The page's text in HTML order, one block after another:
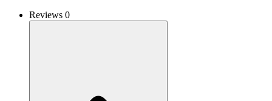
Reviews 0